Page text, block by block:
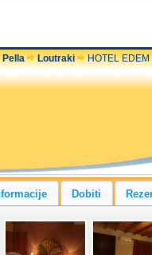
Pella Loutraki HOTEL EDEM
Dobiti